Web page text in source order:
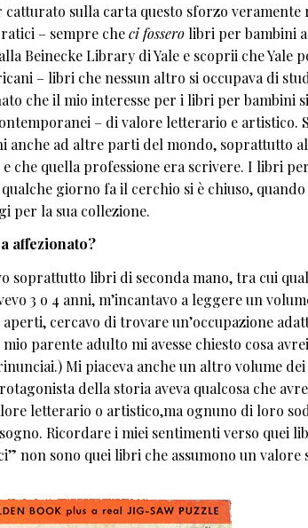
catturato sulla carta questo sforzo
– sempre checi fossero libri per bambini
Beinecke Library di Yale e scoprii che Yale
– libri che nessun altro si occupava di
che il mio interesse per i libri per bambini
– di valore letterario e artistico.
ad altre parti del mondo, soprattutto
che quella professione era scrivere. I libri
giorno fa il cerchio si è chiuso, quando
per la sua collezione.
affezionato?
soprattutto libri di seconda mano, tra cui
3 o 4 anni, m’incantavo a leggere un
cercavo di trovare un’occupazione
parente adulto mi avesse chiesto cosa
Mi piaceva anche un altro volume dei
della storia aveva qualcosa che
letterario o artistico,ma ognuno di loro
Ricordare i miei sentimenti verso quei
non sono quei libri che assumono un valore